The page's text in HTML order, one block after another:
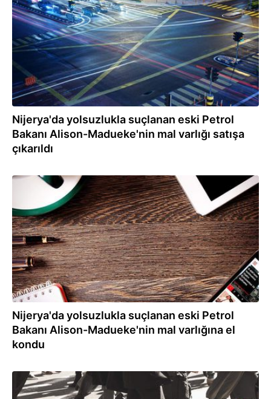
Nijerya'da yolsuzlukla suçlanan eski Petrol
Bakanı Alison-Madueke'nin mal varlığı satışa
çıkarıldı
28.05.2021
Nijerya'da yolsuzlukla suçlanan eski Petrol
Bakanı Alison-Madueke'nin mal varlığına el
kondu
12.05.2021